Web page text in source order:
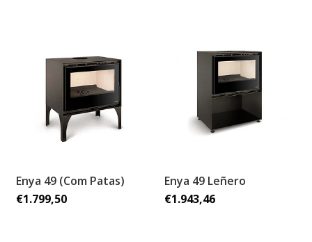
Enya 49 (Com Patas)
€1.799,50
Enya 49 Leñero
€1.943,46